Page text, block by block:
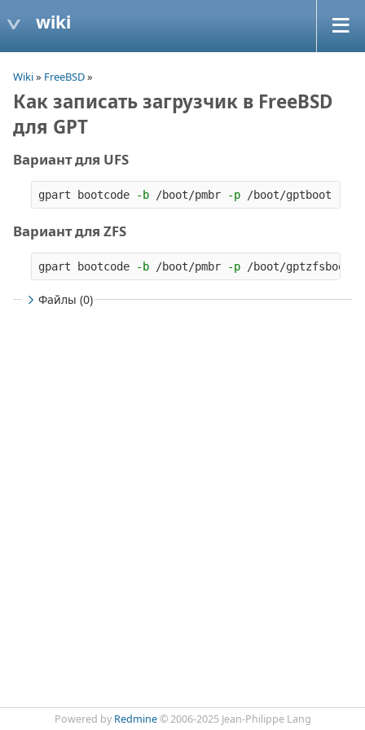
wiki
Wiki» FreeBSD»
Как записать загрузчик в FreeBSD
для GPT
Вариант для UFS
gpart bootcode -b /boot/pmbr -p /boot/gptboot
Вариант для ZFS
gpart bootcode -b /boot/pmbr -p /boot/gptzfsboot
Файлы (0)
Powered by Redmine© 2006-2025 Jean-Philippe Lang